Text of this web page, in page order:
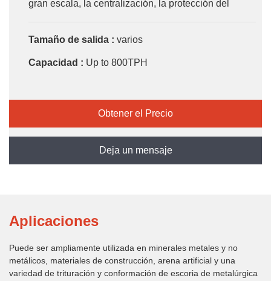
gran escala, la centralización, la protección del
independiente y una serie de patentes nacionales.
Tamaño de salida : varios
Capacidad : Up to 800TPH
Obtener el Precio
Deja un mensaje
Aplicaciones
Puede ser ampliamente utilizada en minerales metales y no
metálicos, materiales de construcción, arena artificial y una
variedad de trituración y conformación de escoria de metalúrgica